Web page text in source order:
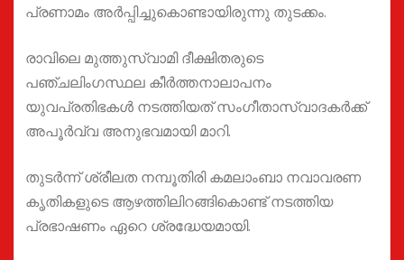
പ്രണാമം അർപ്പിച്ചുകൊണ്ടായിരുന്നു തുടക്കം.
രാവിലെ മുത്തുസ്വാമി ദീക്ഷിതരുടെ
പഞ്ചലിംഗസ്ഥല കീർത്തനാലാപനം
യുവപ്രതിഭകൾ നടത്തിയത് സംഗീതാസ്വാദകർക്ക്
അപൂർവ്വ അനുഭവമായി മാറി.
തുടർന്ന് ശ്രീലത നമ്പൂതിരി കമലാംബാ നവാവരണ
കൃതികളുടെ ആഴത്തിലിറങ്ങികൊണ്ട് നടത്തിയ
പ്രഭാഷണം ഏറെ ശ്രദ്ധേയമായി.